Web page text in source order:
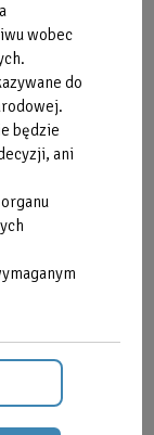
wobec
do
będzie
ani